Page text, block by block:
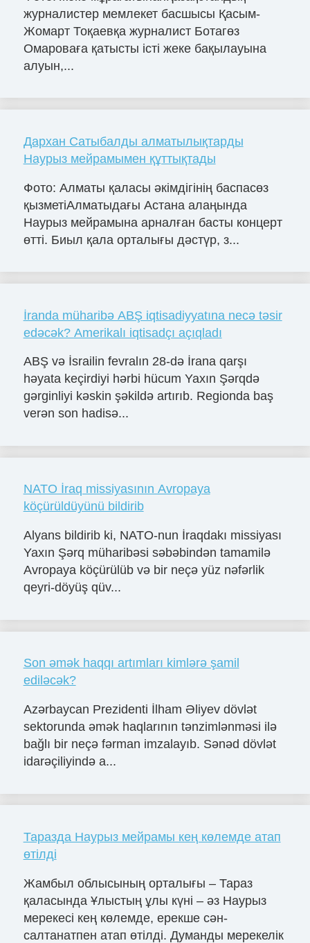
журналистер мемлекет басшысы Қасым-
Жомарт Тоқаевқа журналист Ботагөз
Омароваға қатысты істі жеке бақылауына
алуын,...
Дархан Сатыбалды алматылықтарды
Наурыз мейрамымен құттықтады
Фото: Алматы қаласы әкімдігінің баспасөз
қызметіАлматыдағы Астана алаңында
Наурыз мейрамына арналған басты концерт
өтті. Биыл қала орталығы дәстүр, з...
İranda müharibə ABŞ iqtisadiyyatına necə təsir
edəcək? Amerikalı iqtisadçı açıqladı
ABŞ və İsrailin fevralın 28-də İrana qarşı
həyata keçirdiyi hərbi hücum Yaxın Şərqdə
gərginliyi kəskin şəkildə artırıb. Regionda baş
verən son hadisə...
NATO İraq missiyasının Avropaya
köçürüldüyünü bildirib
Alyans bildirib ki, NATO-nun İraqdakı missiyası
Yaxın Şərq müharibəsi səbəbindən tamamilə
Avropaya köçürülüb və bir neçə yüz nəfərlik
qeyri-döyüş qüv...
Son əmək haqqı artımları kimlərə şamil
ediləcək?
Azərbaycan Prezidenti İlham Əliyev dövlət
sektorunda əmək haqlarının tənzimlənməsi ilə
bağlı bir neçə fərman imzalayıb. Sənəd dövlət
idarəçiliyində a...
Таразда Наурыз мейрамы кең көлемде атап
өтілді
Жамбыл облысының орталығы – Тараз
қаласында Ұлыстың ұлы күні – әз Наурыз
мерекесі кең көлемде, ерекше сән-
салтанатпен атап өтілді. Думанды мерекелік